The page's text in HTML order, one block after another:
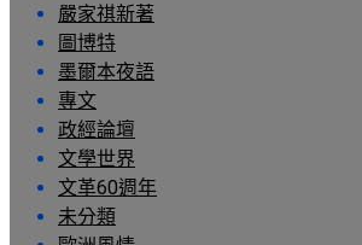
嚴家祺新著
圖博特
墨爾本夜語
專文
政經論壇
文學世界
文革60週年
未分類